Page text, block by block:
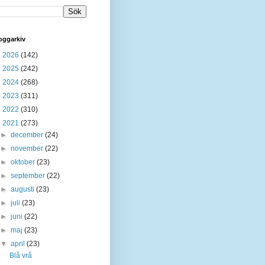
2026 (142)
2025 (242)
2024 (268)
2023 (311)
2022 (310)
2021 (273)
►december(24)
►november(22)
►oktober(23)
►september(22)
►augusti(23)
►juli(23)
►juni(22)
►maj(23)
▼april(23)
Blå vrå